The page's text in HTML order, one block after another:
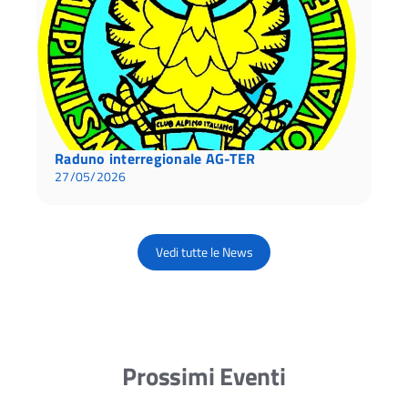
Raduno interregionale AG-TER
27/05/2026
Vedi tutte le News
Prossimi Eventi